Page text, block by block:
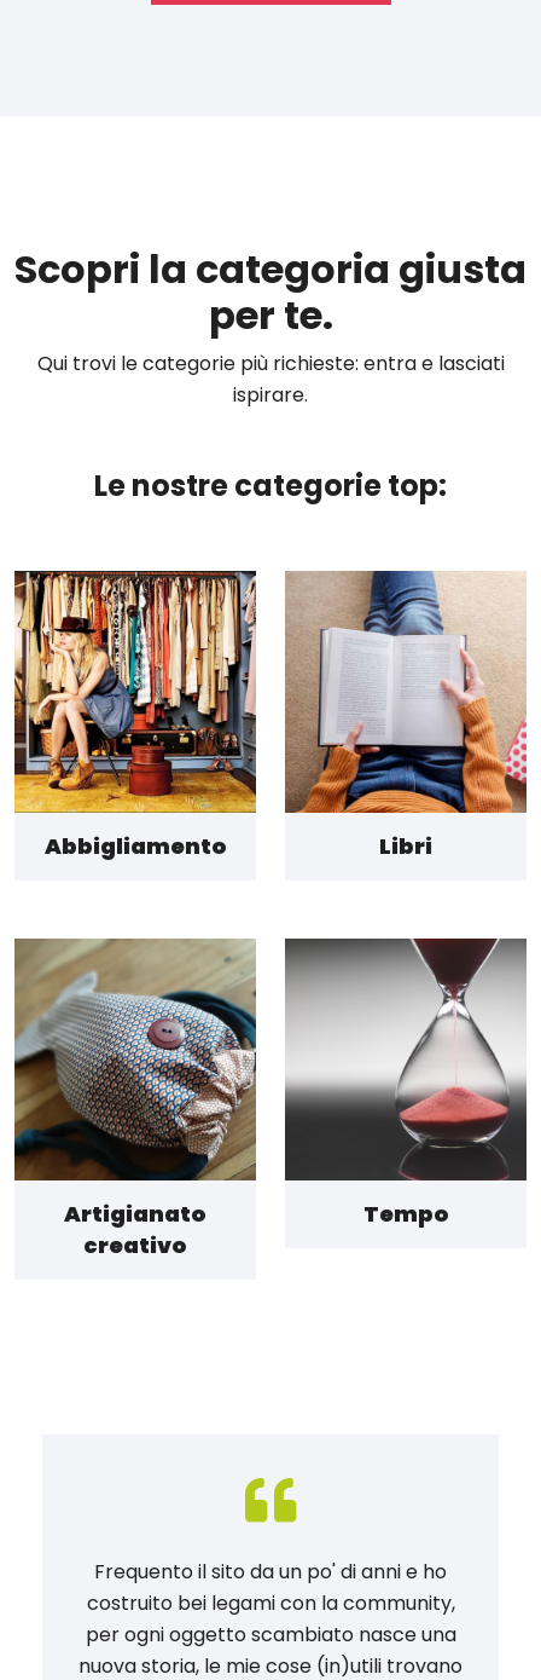
Scopri la categoria giusta
per te.
Qui trovi le categorie più richieste: entra e lasciati
ispirare.
Le nostre categorie top:
Abbigliamento Libri
Artigianato
creativo
Tempo
Frequento il sito da un po' di anni e ho
costruito bei legami con la community,
per ogni oggetto scambiato nasce una
nuova storia, le mie cose (in)utili trovano